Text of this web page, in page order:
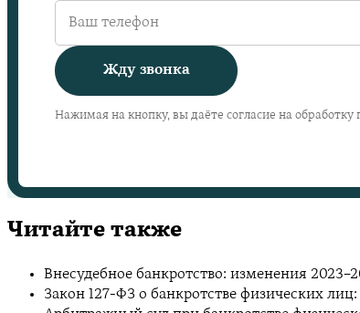
Жду звонка
Нажимая на кнопку, вы даёте согласие на
Читайте также
Внесудебное банкротство: изменения
Закон 127-ФЗ о банкротстве физических